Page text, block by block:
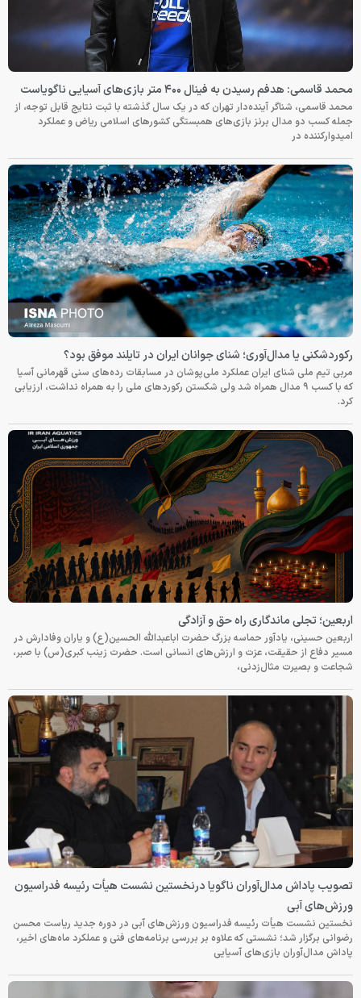
محمد قاسمی: هدفم رسیدن به فینال ۴۰۰ متر بازی‌های آسیایی ناگویاست
محمد قاسمی، شناگر آینده‌دار تهران که در یک سال گذشته با ثبت نتایج قابل توجه، از
جمله کسب دو مدال برنز بازی‌های همبستگی کشورهای اسلامی ریاض و عملکرد
امیدوارکننده در
رکوردشکنی یا مدال‌آوری؛ شنای جوانان ایران در تایلند موفق بود؟
مربی تیم ملی شنای ایران عملکرد ملی‌پوشان در مسابقات رده‌های سنی قهرمانی آسیا
که با کسب ۹ مدال همراه شد ولی شکستن رکوردهای ملی را به همراه نداشت، ارزیابی
کرد.
اربعین؛ تجلی ماندگاری راه حق و آزادگی
اربعین حسینی، یادآور حماسه بزرگ حضرت اباعبدالله الحسین(ع) و یاران وفادارش در
مسیر دفاع از حقیقت، عزت و ارزش‌های انسانی است. حضرت زینب کبری(س) با صبر،
شجاعت و بصیرت مثال‌زدنی،
تصویب پاداش مدال‌آوران ناگویا درنخستین نشست هیأت رئیسه فدراسیون
ورزش‌های آبی
نخستین نشست هیأت رئیسه فدراسیون ورزش‌های آبی در دوره جدید ریاست محسن
رضوانی برگزار شد؛ نشستی که علاوه بر بررسی برنامه‌های فنی و عملکرد ماه‌های اخیر،
پاداش مدال‌آوران بازی‌های آسیایی